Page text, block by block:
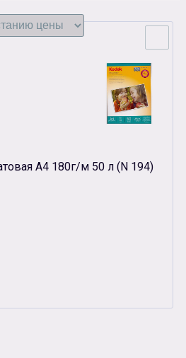
A4 180г/м 50 л (N 194)